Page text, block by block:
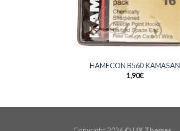
+
HAMECON B560 KAMASAN
1,90€